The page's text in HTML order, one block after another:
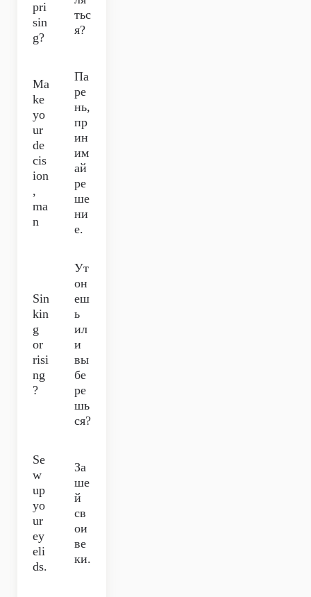
pri
sin
g?
тьс
я?
Ma
ke
yo
ur
de
cis
ion
,
ma
n
Па
ре
нь,
пр
ин
им
ай
ре
ше
ни
е.
Sin
kin
g
or
risi
ng
?
Ут
он
еш
ь
ил
и
вы
бе
ре
шь
ся?
Se
w
up
yo
ur
ey
eli
ds.
За
ше
й
св
ои
ве
ки.